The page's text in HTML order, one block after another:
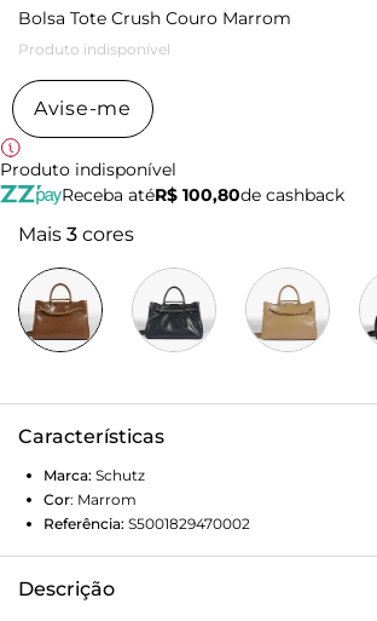
Bolsa Tote Crush Couro Marrom
Produto indisponível
Avise-me
Produto indisponível
Receba atéR$ 100,80de cashback
Mais 3 cores
Características
Marca: Schutz
Cor: Marrom
Referência: S5001829470002
Descrição